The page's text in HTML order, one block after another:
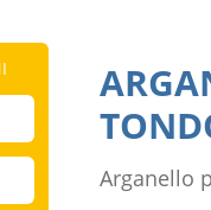
Arganello